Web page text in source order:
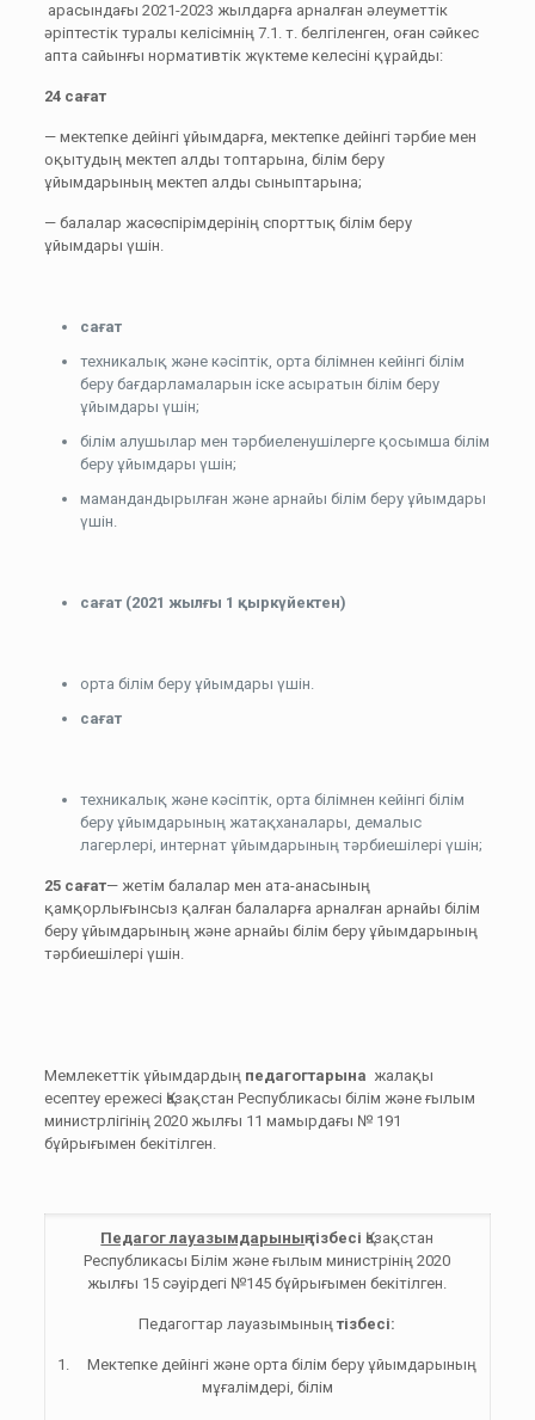
арасындағы 2021-2023 жылдарға арналған әлеуметтік
әріптестік туралы келісімнің 7.1. т. белгіленген, оған сәйкес
апта сайынғы нормативтік жүктеме келесіні құрайды:
24 сағат
— мектепке дейінгі ұйымдарға, мектепке дейінгі тәрбие мен
оқытудың мектеп алды топтарына, білім беру
ұйымдарының мектеп алды сыныптарына;
— балалар жасөспірімдерінің спорттық білім беру
ұйымдары үшін.
сағат
техникалық және кәсіптік, орта білімнен кейінгі білім
беру бағдарламаларын іске асыратын білім беру
ұйымдары үшін;
білім алушылар мен тәрбиеленушілерге қосымша білім
беру ұйымдары үшін;
мамандандырылған және арнайы білім беру ұйымдары
үшін.
сағат (2021 жылғы 1 қыркүйектен)
орта білім беру ұйымдары үшін.
сағат
техникалық және кәсіптік, орта білімнен кейінгі білім
беру ұйымдарының жатақханалары, демалыс
лагерлері, интернат ұйымдарының тәрбиешілері үшін;
25 сағат— жетім балалар мен ата-анасының
қамқорлығынсыз қалған балаларға арналған арнайы білім
беру ұйымдарының және арнайы білім беру ұйымдарының
тәрбиешілері үшін.
Мемлекеттік ұйымдардың педагогтарына жалақы
есептеу ережесі Қазақстан Республикасы білім және ғылым
министрлігінің 2020 жылғы 11 мамырдағы № 191
бұйрығымен бекітілген.
Педагог лауазымдарыныңтізбесі Қазақстан
Республикасы Білім және ғылым министрінің 2020
жылғы 15 сәуірдегі №145 бұйрығымен бекітілген.
Педагогтар лауазымыныңтізбесі:
1. Мектепке дейінгі және орта білім беру ұйымдарының
мұғалімдері, білім